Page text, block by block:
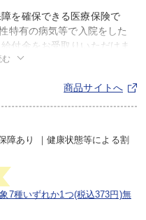
を確保できる医療保険で
特有の病気等で入院をした
付金をお受取りいただけま
まのご希望に合わせた保障
ただくことで、「糖尿病」
れまで医療保険に入れなか
生命の定める基準を満たす
満たしていない場合にくら
む
商品サイトへ
障あり ｜ 健康状態等による割
7種いずれか1つ(税込373円)無